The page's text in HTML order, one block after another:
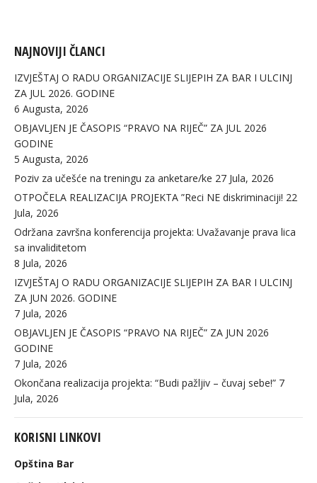
NAJNOVIJI ČLANCI
IZVJEŠTAJ O RADU ORGANIZACIJE SLIJEPIH ZA BAR I ULCINJ
ZA JUL 2026. GODINE
6 Augusta, 2026
OBJAVLJEN JE ČASOPIS “PRAVO NA RIJEČ” ZA JUL 2026
GODINE
5 Augusta, 2026
Poziv za učešće na treningu za anketare/ke 27 Jula, 2026
OTPOČELA REALIZACIJA PROJEKTA ”Reci NE diskriminaciji! 22
Jula, 2026
Održana završna konferencija projekta: Uvažavanje prava lica
sa invaliditetom
8 Jula, 2026
IZVJEŠTAJ O RADU ORGANIZACIJE SLIJEPIH ZA BAR I ULCINJ
ZA JUN 2026. GODINE
7 Jula, 2026
OBJAVLJEN JE ČASOPIS “PRAVO NA RIJEČ” ZA JUN 2026
GODINE
7 Jula, 2026
Okončana realizacija projekta: “Budi pažljiv – čuvaj sebe!” 7
Jula, 2026
KORISNI LINKOVI
Opština Bar